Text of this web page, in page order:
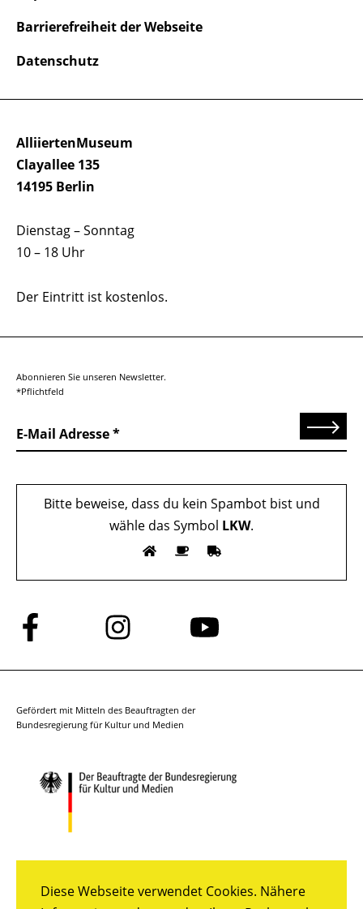
Diese Webseite verwendet Cookies. Nähere
AlliiertenMuseum
Clayallee 135
14195 Berlin
Dienstag – Sonntag
10 – 18 Uhr
Der Eintritt ist kostenlos.
Barrierefreiheit der Webseite
Datenschutz
Abonnieren Sie unseren Newsletter.
*Pflichtfeld
E-Mail Adresse Senden
Bitte beweise, dass du kein Spambot bist und
wähle das Symbol LKW.
Folge
uns
auf
Folge
uns
auf
Folge
auf
Gefördert mit Mitteln des Beauftragten der
Bundesregierung für Kultur und Medien